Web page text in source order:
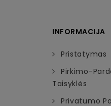
INFORMACIJA
Pristatymas
Pirkimo-
Taisyklės
Privatumo